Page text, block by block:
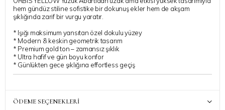
hem gündüz stiline sofistike bir dokunuş ekler hem de akşam
şıklığında zarif bir vurgu yaratır.
* Işığı maksimum yansıtan özel dokulu yüzey
* Modern & keskin geometrik tasarım
* Premium gold ton – zamansız şıklık
* Ultra hafif ve gün boyu konfor
* Günlükten gece şıklığına effortless geçiş
ÖDEME SEÇENEKLERI